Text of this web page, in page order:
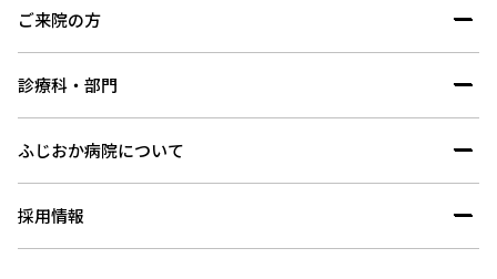
ご来院の方
診療科・部門
ふじおか病院について
採用情報